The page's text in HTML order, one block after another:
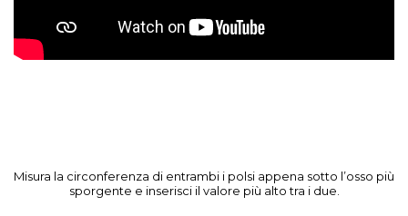
Misura la circonferenza di entrambi i polsi appena sotto l’osso più
sporgente e inserisci il valore più alto tra i due.